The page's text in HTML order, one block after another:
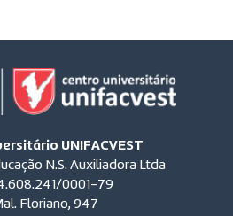
UNIFACVEST
N.S. Auxiliadora Ltda
0001-79
Floriano, 947